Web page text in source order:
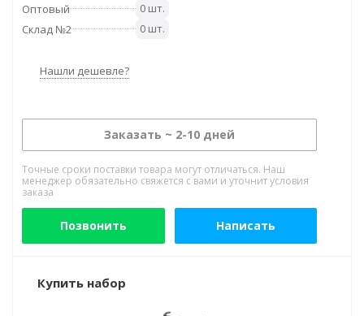
Оптовый
0 шт.
Склад №2
0 шт.
Нашли дешевле?
Заказать ~ 2-10 дней
Точные сроки поставки товара могут отличаться. Наш
менеджер обязательно свяжется с вами и уточнит условия
заказа
Позвонить Написать
Купить набор